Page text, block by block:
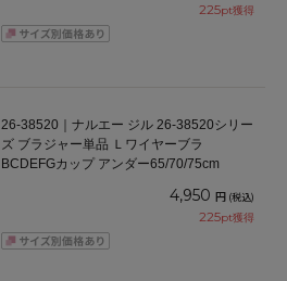
225pt獲得
26-38520｜ナルエー ジル 26-38520シリー
ズ ブラジャー単品 Ｌワイヤーブラ
BCDEFGカップ アンダー65/70/75cm
4,950 円 (税込)
225pt獲得